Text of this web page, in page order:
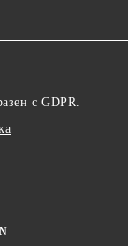
с GDPR.